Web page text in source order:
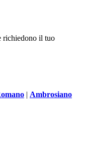
richiedono il tuo
| Ambrosiano